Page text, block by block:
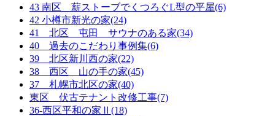
43 南区 薪ストーブでくつろぐL型の平屋(6)
42 小樽市新光の家(24)
41 北区 屯田 サウナのある家(34)
40 過去のこだわり事例集(6)
39 北区新川西の家(22)
38 西区 山の手の家(45)
37 札幌市北区の家(40)
東区 伏古テナント改修工事(7)
36-西区平和の家Ⅱ(18)